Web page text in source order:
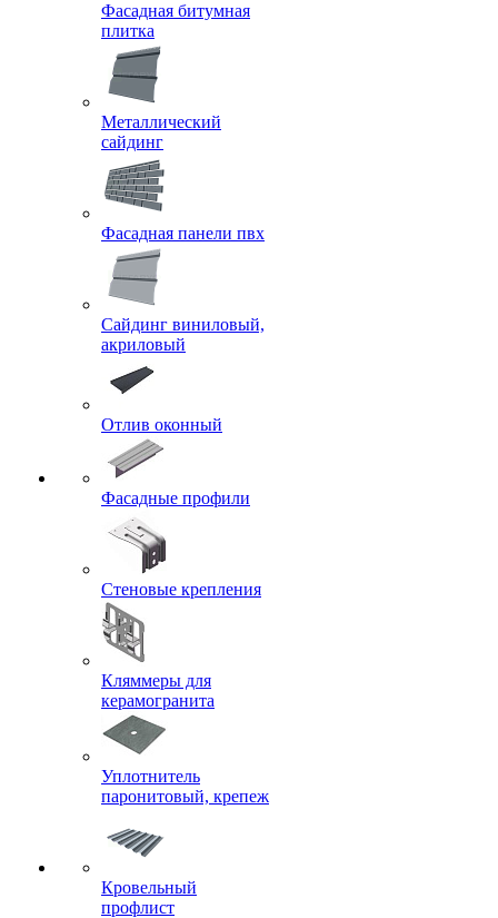
Фасадная битумная
плитка
Металлический
сайдинг
Фасадная панели пвх
Сайдинг виниловый,
акриловый
Отлив оконный
Фасадные профили
Стеновые крепления
Кляммеры для
керамогранита
Уплотнитель
паронитовый, крепеж
Кровельный
профлист